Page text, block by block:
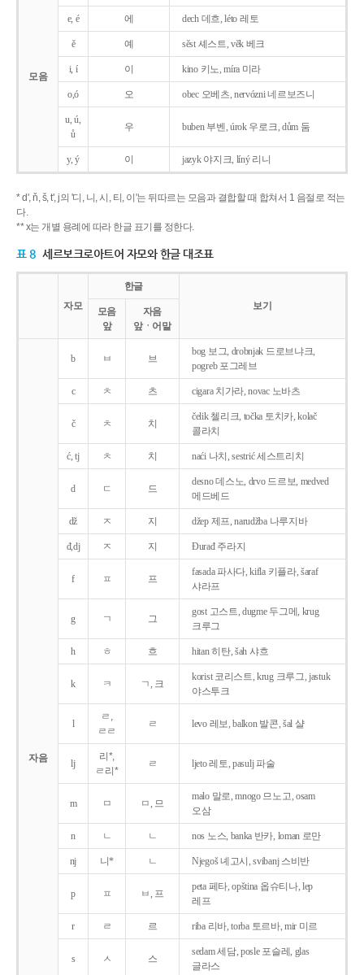
모음
e, é 에 dech 데흐, léto 레토
ě 예 sěst 셰스트, věk 베크
i, í 이 kino 키노, míra 미라
o,ó 오 obec 오베츠, nervózni 네르보즈니
u, ú,
ů
우 buben 부벤, úrok 우로크, dům 둠
y, ý 이 jazyk야지크, líný 리니
* d', ň, š, t', j의 '디, 니, 시, 티, 이'는 뒤따르는 모음과 결합할 때 합쳐서 1 음절로 적는
다.
** x는 개별 용례에 따라 한글 표기를 정한다.
표 8 세르보크로아트어 자모와 한글 대조표
자모
한글
보기
모음
앞
자음
앞ㆍ어말
자음
b ㅂ 브
bog 보그, drobnjak 드로브냐크,
pogreb 포그레브
c ㅊ 츠 cigara 치가라, novac 노바츠
č ㅊ 치
čelik 첼리크, točka 토치카, kolač
콜라치
ć, tj ㅊ 치 naći 나치, sestrić 세스트리치
d ㄷ 드
desno 데스노, drvo 드르보, medved
메드베드
dž ㅈ 지 džep 제프, narudžba 나루지바
đ,dj ㅈ 지 Ðurađ 주라지
f ㅍ 프
fasada 파사다, kifla 키플라, šaraf
샤라프
g ㄱ 그
gost 고스트, dugme 두그메, krug
크루그
h ㅎ 흐 hitan 히탄, šah 샤흐
k ㅋ ㄱ, 크
korist 코리스트, krug 크루그, jastuk
야스투크
l
ㄹ,
ㄹㄹ
ㄹ levo 레보, balkon 발콘, šal 샬
lj
리*,
ㄹ리*
ㄹ ljeto 레토, pasulj 파술
m ㅁ ㅁ, 므
malo 말로, mnogo 므노고, osam
오삼
n ㄴ ㄴ nos 노스, banka 반카, loman 로만
nj 니* ㄴ Njegoš 녜고시, svibanj 스비반
p ㅍ ㅂ, 프
peta 페타, opština 옵슈티나, lep
레프
r ㄹ 르 riba 리바, torba 토르바, mir 미르
s ㅅ 스
sedam 세담, posle 포슬레, glas
글라스